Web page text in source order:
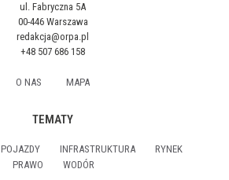
ul. Fabryczna 5A
00-446 Warszawa
redakcja@orpa.pl
+48 507 686 158
O NAS MAPA
TEMATY
POJAZDY INFRASTRUKTURA
RYNEK
PRAWO
WODÓR